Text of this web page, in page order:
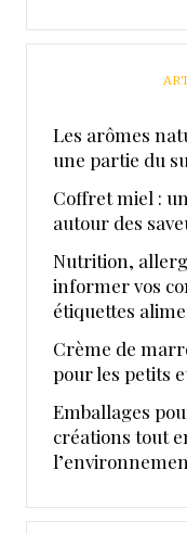
Les arômes
une partie du
Coffret miel :
autour des
Nutrition,
informer vos
étiquettes
Crème de
pour les petits
Emballages
créations tout